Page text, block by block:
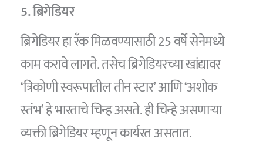
5. ब्रिगेडियर
ब्रिगेडियर हा रँक मिळवण्यासाठी 25 वर्षे सेनेमध्ये
काम करावे लागते. तसेच ब्रिगेडियरच्या खांद्यावर
‘त्रिकोणी स्वरूपातील तीन स्टार’ आणि ‘अशोक
स्तंभ’ हे भारताचे चिन्ह असते. ही चिन्हे असणाऱ्या
व्यक्ती ब्रिगेडियर म्हणून कार्यरत असतात.